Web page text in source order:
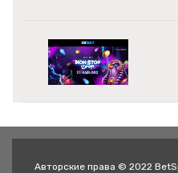
Авторские права © 2022